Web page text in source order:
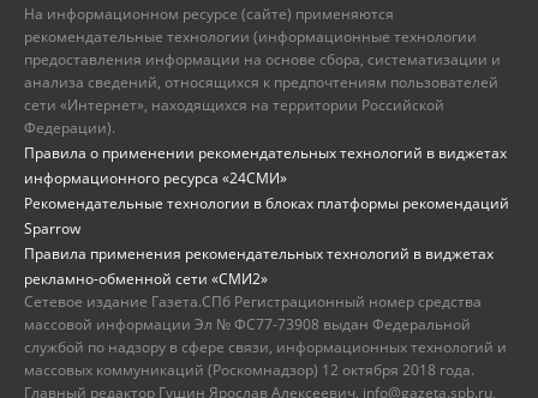
На информационном ресурсе (сайте) применяются
рекомендательные технологии (информационные технологии
предоставления информации на основе сбора, систематизации и
анализа сведений, относящихся к предпочтениям пользователей
сети «Интернет», находящихся на территории Российской
Федерации).
Правила о применении рекомендательных технологий в виджетах
информационного ресурса «24СМИ»
Рекомендательные технологии в блоках платформы рекомендаций
Sparrow
Правила применения рекомендательных технологий в виджетах
рекламно-обменной сети «СМИ2»
Сетевое издание Газета.СПб Регистрационный номер средства
массовой информации Эл № ФС77-73908 выдан Федеральной
службой по надзору в сфере связи, информационных технологий и
массовых коммуникаций (Роскомнадзор) 12 октября 2018 года.
Главный редактор Гущин Ярослав Алексеевич, info@gazeta.spb.ru,